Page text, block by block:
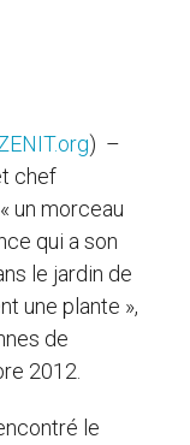
) –
chef
un morceau
qui a son
le jardin de
une plante »,
de
2012.
le